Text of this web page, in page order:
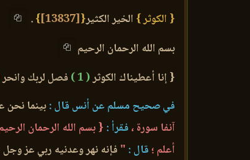
{ الكوثر } الخير الكثير{
[13837]
}
.
بسم الله الرحمان الرحيم
{ إنا أعطيناك الكوثر( 1 ) فصل لربك وانحر
في صحيح مسلم عن أنس قال :بينما نحن
آنفا سورة ، فقرأ : { بسم الله الرحمان
أعلم ؛ قال : " فإنه نهر وعدنيه ربي عز